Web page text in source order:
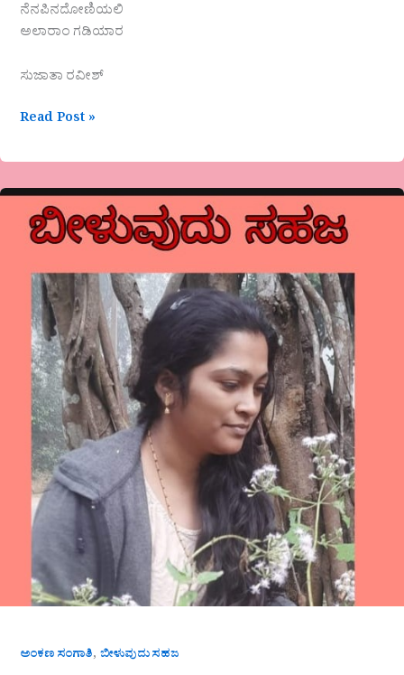
ನೆನಪಿನದೋಣಿಯಲಿ
ಅಲಾರಾಂ ಗಡಿಯಾರ
ಸುಜಾತಾ ರವೀಶ್
Read Post »
ಅಂಕಣ ಸಂಗಾತಿ, ಬೀಳುವುದು ಸಹಜ